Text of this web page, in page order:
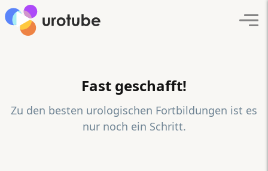
Click here to go back to frontpage
Fast geschafft!
Zu den besten urologischen Fortbildungen ist es
nur noch ein Schritt.